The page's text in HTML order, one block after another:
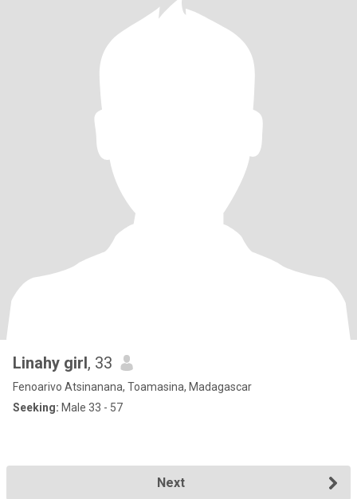
Linahy girl, 33
Fenoarivo Atsinanana, Toamasina, Madagascar
Seeking: Male 33 - 57
Next